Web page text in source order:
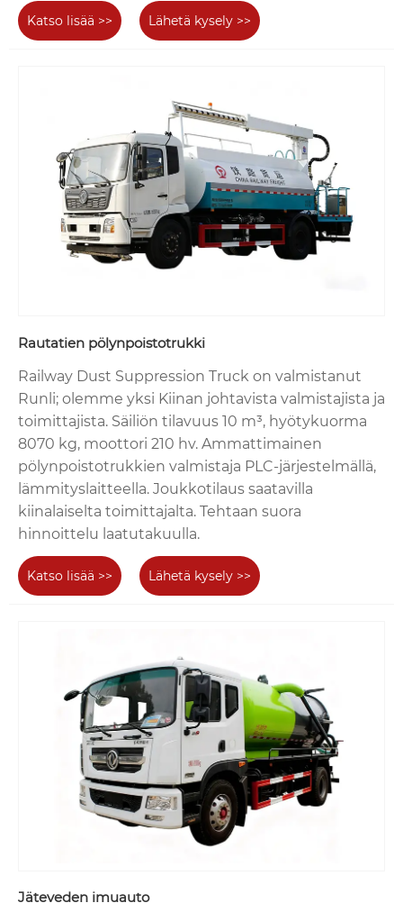
Katso lisää >> Lähetä kysely >>
Rautatien pölynpoistotrukki
Railway Dust Suppression Truck on valmistanut
Runli; olemme yksi Kiinan johtavista valmistajista ja
toimittajista. Säiliön tilavuus 10 m³, hyötykuorma
8070 kg, moottori 210 hv. Ammattimainen
pölynpoistotrukkien valmistaja PLC-järjestelmällä,
lämmityslaitteella. Joukkotilaus saatavilla
kiinalaiselta toimittajalta. Tehtaan suora
hinnoittelu laatutakuulla.
Katso lisää >> Lähetä kysely >>
Jäteveden imuauto